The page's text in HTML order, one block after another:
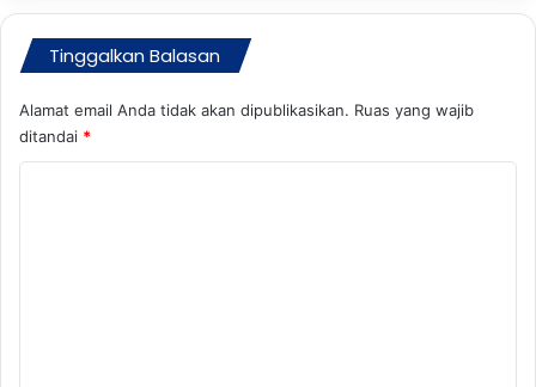
d
r
n
g
k
Tinggalkan Balasan
Alamat email Anda tidak akan dipublikasikan. Ruas yang wajib
ditandai *